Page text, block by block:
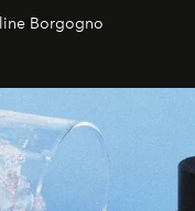
explorations du
Borgogno